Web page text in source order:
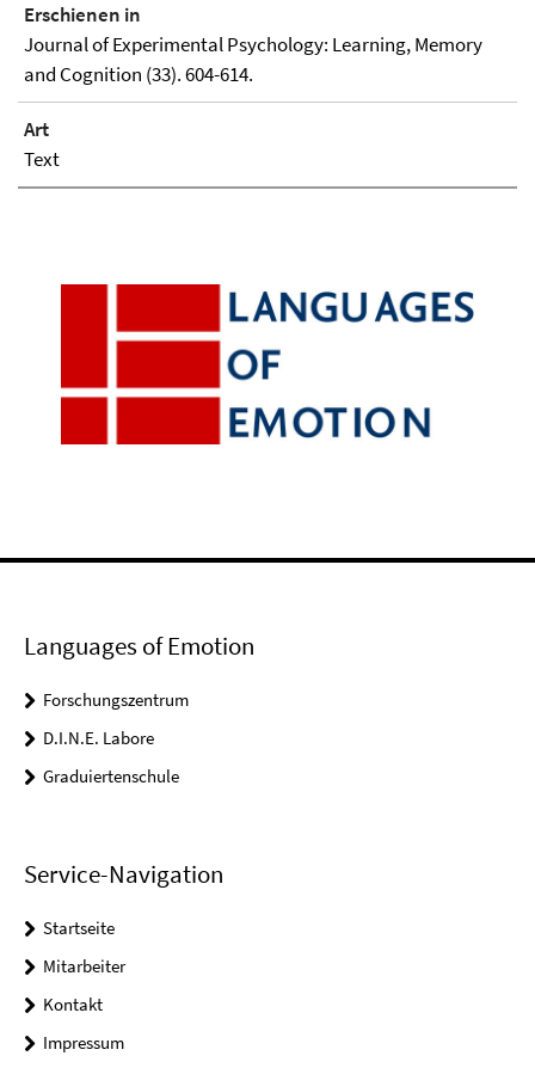
Erschienen in
Journal of Experimental Psychology: Learning, Memory
and Cognition (33). 604-614.
Art
Text
Languages of Emotion
Forschungszentrum
D.I.N.E. Labore
Graduiertenschule
Service-Navigation
Startseite
Mitarbeiter
Kontakt
Impressum